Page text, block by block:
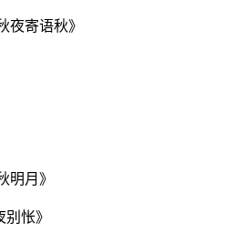
寄语秋》
月》
怅》